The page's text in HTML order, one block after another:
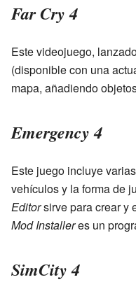
Far Cry 4
Este videojuego,
(disponible con una
mapa, añadiendo
Emergency 4
Este juego incluye
vehículos y la forma de
Editorsirve para crear y
Mod Installeres un
SimCity 4